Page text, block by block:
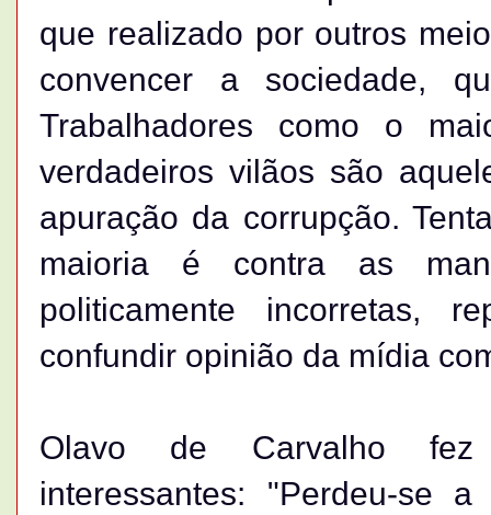
que realizado por outros
convencer a sociedade,
Trabalhadores como o
verdadeiros vilãos são
apuração da corrupção.
maioria é contra as
politicamente incorretas,
confundir opinião da mídia
Olavo de Carvalho fez
interessantes: "Perdeu-se